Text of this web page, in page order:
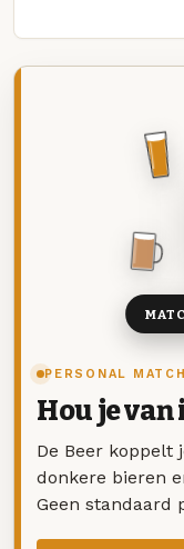
PERSONAL
Hou je van
De Beer koppelt
donkere bieren
Geen standaard